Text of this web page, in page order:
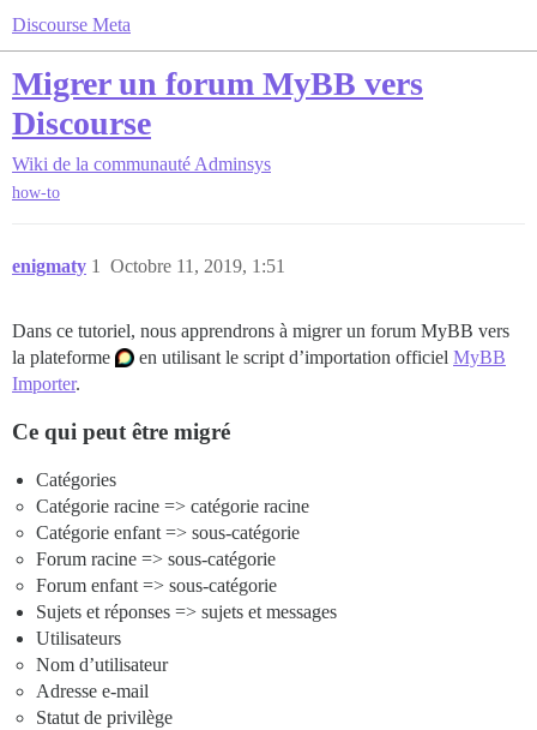
Discourse Meta
Migrer un forum MyBB vers
Discourse
Wiki de la communauté Adminsys
how-to
enigmaty Octobre 11, 2019, 1:51
1
Dans ce tutoriel, nous apprendrons à migrer un forum MyBB vers
la plateforme
en utilisant le script d’importation officiel MyBB
Importer.
Ce qui peut être migré
Catégories
Catégorie racine => catégorie racine
Catégorie enfant => sous-catégorie
Forum racine => sous-catégorie
Forum enfant => sous-catégorie
Sujets et réponses => sujets et messages
Utilisateurs
Nom d’utilisateur
Adresse e-mail
Statut de privilège